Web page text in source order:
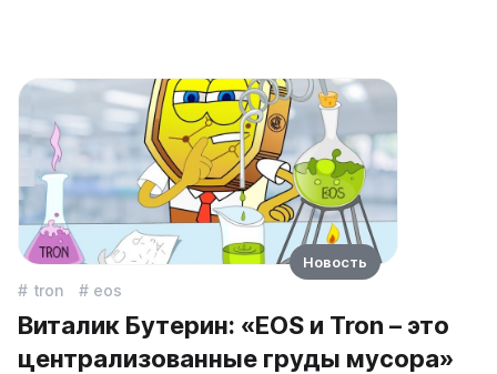
tron eos
Виталик Бутерин: «EOS и Tron – это
централизованные груды мусора»
Новость